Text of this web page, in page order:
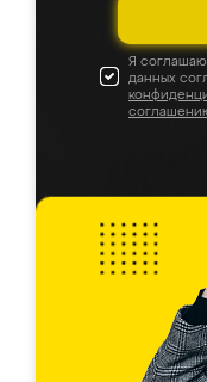
Я
данных